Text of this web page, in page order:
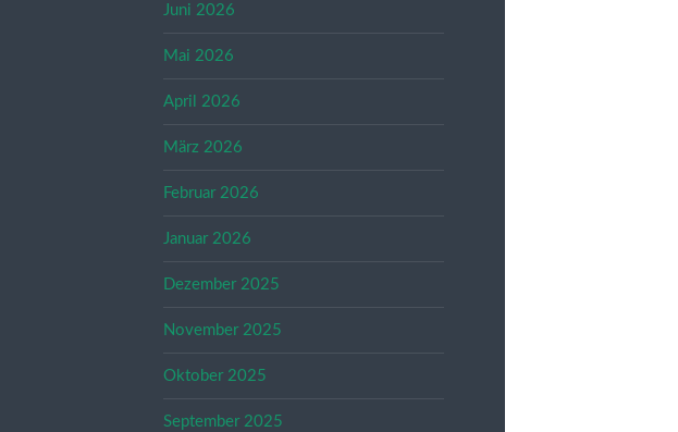
Juni 2026
Mai 2026
April 2026
März 2026
Februar 2026
Januar 2026
Dezember 2025
November 2025
Oktober 2025
September 2025